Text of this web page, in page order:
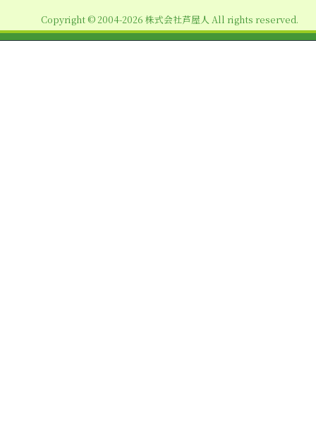
Copyright © 2004-2026 株式会社芦屋人 All rights reserved.